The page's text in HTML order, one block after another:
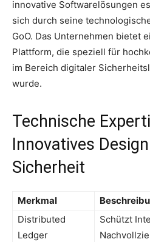
innovative Softwarelösungen
sich durch seine
GoO. Das Unternehmen bietet
Plattform, die speziell für
im Bereich digitaler
wurde.
Technische
Innovatives
Sicherheit
Merkmal
Distributed
Ledger
Schützt